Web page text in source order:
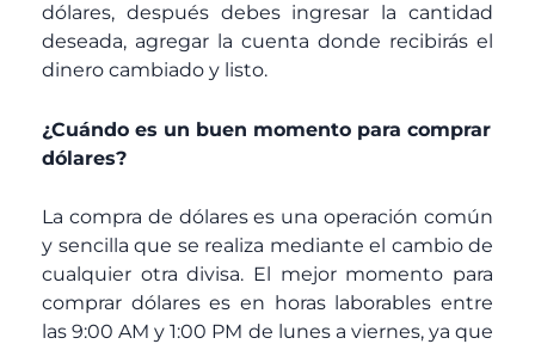
dólares, después debes ingresar la cantidad
deseada, agregar la cuenta donde recibirás el
dinero cambiado y listo.
¿Cuándo es un buen momento para comprar
dólares?
La compra de dólares es una operación común
y sencilla que se realiza mediante el cambio de
cualquier otra divisa. El mejor momento para
comprar dólares es en horas laborables entre
las 9:00 AM y 1:00 PM de lunes a viernes, ya que